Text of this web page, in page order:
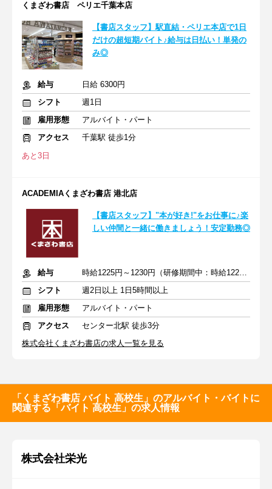
くまざわ書店 ペリエ千葉本店
【書店スタッフ】駅直結・ペリエ本店で1日
だけの超短期バイト♪給与は日払い！単発の
み◎
給与
日給 6300円
シフト
週1日
雇用形態
アルバイト・パート
アクセス
千葉駅 徒歩1分
あと3日
ACADEMIAくまざわ書店 港北店
【書店スタッフ】"本が好き!"をお仕事に♪楽
しい仲間と一緒に働きましょう！安定勤務◎
給与
時給1225円～1230円（研修期間中：時給1225円）
シフト
週2日以上 1日5時間以上
雇用形態
アルバイト・パート
アクセス
センター北駅 徒歩3分
株式会社くまざわ書店の求人一覧を見る
「くまざわ書店 バイト 高校生」のアルバイト・バイトに
関連する「バイト 高校生」の求人情報
株式会社栄光